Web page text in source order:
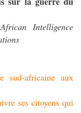
Intelligence
sud-africaine aux
ses citoyens qui